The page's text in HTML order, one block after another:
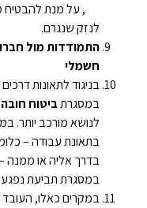
, על מנת להבטיח
לנזק שנגרם.
התמודדות מול
חשמלי
בניגוד לתאונות
במסגרתביטוח חובה
לנושא מורכב יותר.
בתאונת עבודה –
בדרך אליה או ממנה
במסגרת תביעת
במקרים כאלו, העובד